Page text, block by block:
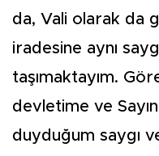
da, Vali olarak da
iradesine aynı
taşımaktayım.
devletime ve
duyduğum saygı